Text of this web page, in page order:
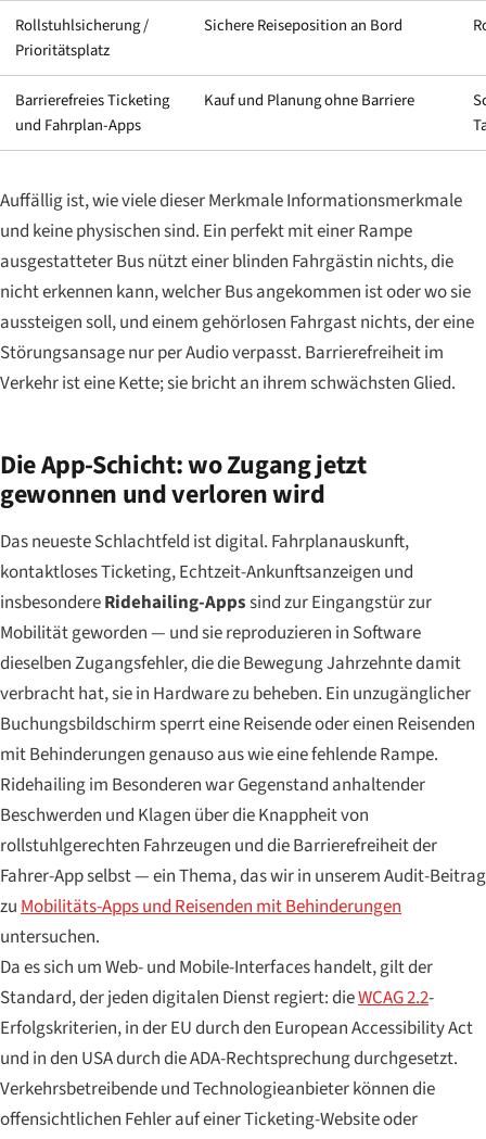
Rollstuhlsicherung /
Prioritätsplatz
Sichere Reiseposition an Bord
Barrierefreies Ticketing
und Fahrplan-Apps
Kauf und Planung ohne Barriere
Auffällig ist, wie viele dieser Merkmale Informationsmerkmale
und keine physischen sind. Ein perfekt mit einer Rampe
ausgestatteter Bus nützt einer blinden Fahrgästin nichts, die
nicht erkennen kann, welcher Bus angekommen ist oder wo sie
aussteigen soll, und einem gehörlosen Fahrgast nichts, der eine
Störungsansage nur per Audio verpasst. Barrierefreiheit im
Verkehr ist eine Kette; sie bricht an ihrem schwächsten Glied.
Die App-Schicht: wo Zugang jetzt
gewonnen und verloren wird
Das neueste Schlachtfeld ist digital. Fahrplanauskunft,
kontaktloses Ticketing, Echtzeit-Ankunftsanzeigen und
insbesondereRidehailing-Appssind zur Eingangstür zur
Mobilität geworden — und sie reproduzieren in Software
dieselben Zugangsfehler, die die Bewegung Jahrzehnte damit
verbracht hat, sie in Hardware zu beheben. Ein unzugänglicher
Buchungsbildschirm sperrt eine Reisende oder einen Reisenden
mit Behinderungen genauso aus wie eine fehlende Rampe.
Ridehailing im Besonderen war Gegenstand anhaltender
Beschwerden und Klagen über die Knappheit von
rollstuhlgerechten Fahrzeugen und die Barrierefreiheit der
Fahrer-App selbst — ein Thema, das wir in unserem Audit-Beitrag
zuMobilitäts-Apps und Reisenden mit Behinderungen
untersuchen.
Da es sich um Web- und Mobile-Interfaces handelt, gilt der
Standard, der jeden digitalen Dienst regiert: dieWCAG 2.2-
Erfolgskriterien, in der EU durch den European Accessibility Act
und in den USA durch die ADA-Rechtsprechung durchgesetzt.
Verkehrsbetreibende und Technologieanbieter können die
offensichtlichen Fehler auf einer Ticketing-Website oder